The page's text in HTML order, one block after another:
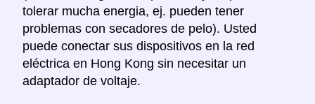
tolerar mucha energia, ej. pueden tener
problemas con secadores de pelo). Usted
puede conectar sus dispositivos en la red
eléctrica en Hong Kong sin necesitar un
adaptador de voltaje.